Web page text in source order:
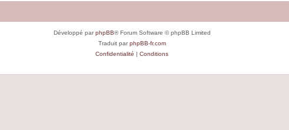
Développé parphpBB® Forum Software © phpBB Limited
Traduit parphpBB-fr.com
Confidentialité | Conditions